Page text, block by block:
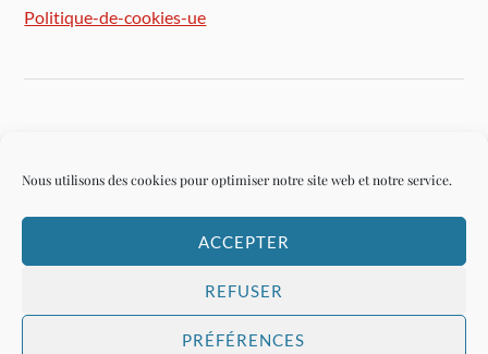
Nous utilisons des cookies pour optimiser notre site web et notre service.
ACCEPTER
REFUSER
PRÉFÉRENCES
Politique-de-cookies-ue
Connexion